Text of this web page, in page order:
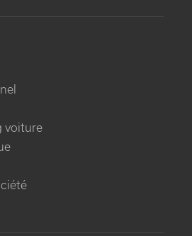
voiture